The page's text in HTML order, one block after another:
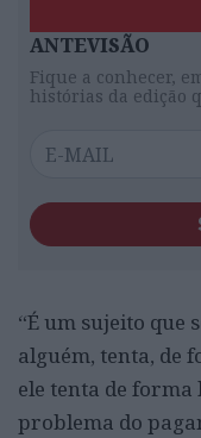
ANTEVISÃO
Fique a conhecer,
histórias da edição
“É um sujeito que
alguém, tenta, de
ele tenta de
problema do